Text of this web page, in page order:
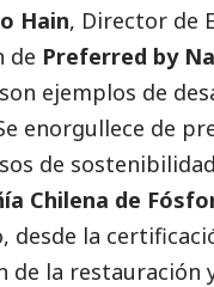
Hain, Director de
de Preferred by
ejemplos de
enorgullece de
de
Chilena de
desde la
de la restauración